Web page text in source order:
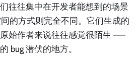
往往集中在开发者能想到的场景
的方式则完全不同。它们生成的
始作者来说往往感觉很陌生 ——
bug 潜伏的地方。